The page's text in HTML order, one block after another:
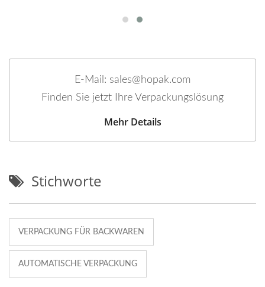
E-Mail: sales@hopak.com
Finden Sie jetzt Ihre Verpackungslösung
Mehr Details
Stichworte
VERPACKUNG FÜR BACKWAREN
AUTOMATISCHE VERPACKUNG